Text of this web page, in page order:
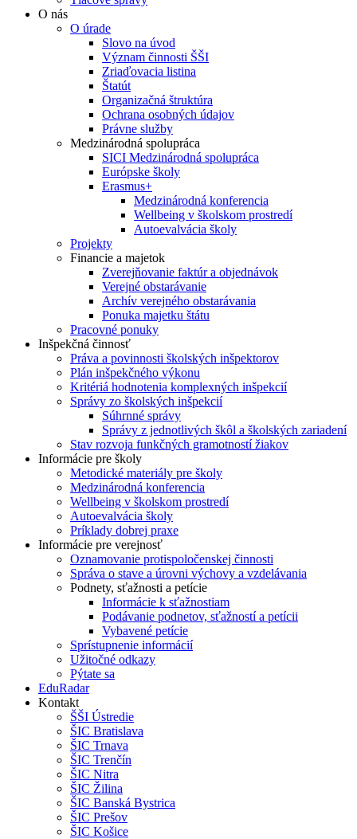
O nás
O úrade
Slovo na úvod
Význam činnosti ŠŠI
Zriaďovacia listina
Štatút
Organizačná štruktúra
Ochrana osobných údajov
Právne služby
Medzinárodná spolupráca
SICI Medzinárodná spolupráca
Európske školy
Erasmus+
Medzinárodná konferencia
Wellbeing v školskom prostredí
Autoevalvácia školy
Projekty
Financie a majetok
Zverejňovanie faktúr a objednávok
Verejné obstarávanie
Archív verejného obstarávania
Ponuka majetku štátu
Pracovné ponuky
Inšpekčná činnosť
Práva a povinnosti školských inšpektorov
Plán inšpekčného výkonu
Kritériá hodnotenia komplexných inšpekcií
Správy zo školských inšpekcií
Súhrnné správy
Správy z jednotlivých škôl a školských zariadení
Stav rozvoja funkčných gramotností žiakov
Informácie pre školy
Metodické materiály pre školy
Medzinárodná konferencia
Wellbeing v školskom prostredí
Autoevalvácia školy
Príklady dobrej praxe
Informácie pre verejnosť
Oznamovanie protispoločenskej činnosti
Správa o stave a úrovni výchovy a vzdelávania
Podnety, sťažnosti a petície
Informácie k sťažnostiam
Podávanie podnetov, sťažností a petícii
Vybavené petície
Sprístupnenie informácií
Užitočné odkazy
Pýtate sa
EduRadar
Kontakt
ŠŠI Ústredie
ŠIC Bratislava
ŠIC Trnava
ŠIC Trenčín
ŠIC Nitra
ŠIC Žilina
ŠIC Banská Bystrica
ŠIC Prešov
ŠIC Košice